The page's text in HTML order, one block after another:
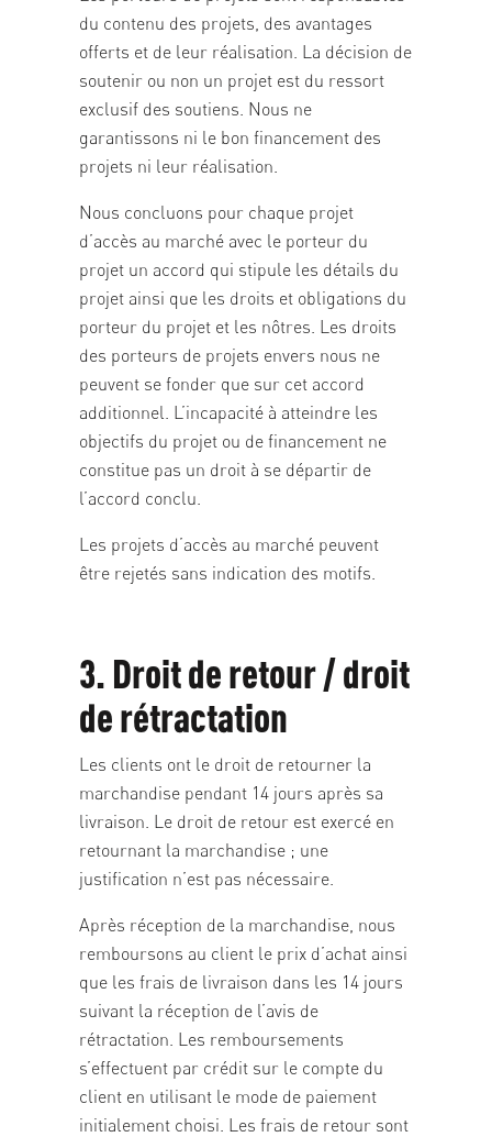
du contenu des projets, des avantages
offerts et de leur réalisation. La décision de
soutenir ou non un projet est du ressort
exclusif des soutiens. Nous ne
garantissons ni le bon financement des
projets ni leur réalisation.
Nous concluons pour chaque projet
d’accès au marché avec le porteur du
projet un accord qui stipule les détails du
projet ainsi que les droits et obligations du
porteur du projet et les nôtres. Les droits
des porteurs de projets envers nous ne
peuvent se fonder que sur cet accord
additionnel. L’incapacité à atteindre les
objectifs du projet ou de financement ne
constitue pas un droit à se départir de
l’accord conclu.
Les projets d’accès au marché peuvent
être rejetés sans indication des motifs.
3. Droit de retour / droit
de rétractation
Les clients ont le droit de retourner la
marchandise pendant 14 jours après sa
livraison. Le droit de retour est exercé en
retournant la marchandise ; une
justification n’est pas nécessaire.
Après réception de la marchandise, nous
remboursons au client le prix d’achat ainsi
que les frais de livraison dans les 14 jours
suivant la réception de l’avis de
rétractation. Les remboursements
s’effectuent par crédit sur le compte du
client en utilisant le mode de paiement
initialement choisi. Les frais de retour sont